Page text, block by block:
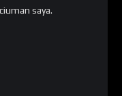
saya.